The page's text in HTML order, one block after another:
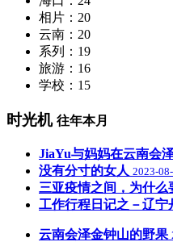
相片：20
云南：20
系列：19
旅游：16
学校：15
时光机 往年本月
JiaYu与妈妈在云南会
没有分寸的女人 2023-
三亚疫情之间，为什么
工作行程日记之－辽宁
云南会泽金钟山的野果